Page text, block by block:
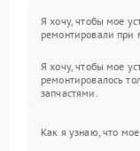
Я хочу, чтобы мое
ремонтировали при
Я хочу, чтобы мое
ремонтировалось
запчастями.
Как я узнаю, что мое